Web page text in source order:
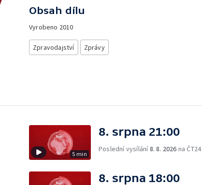
Obsah dílu
Vyrobeno 2010
Zpravodajství Zprávy
5 min
8. srpna 21:00
Poslední vysílání8. 8. 2026 na ČT24
8. srpna 18:00